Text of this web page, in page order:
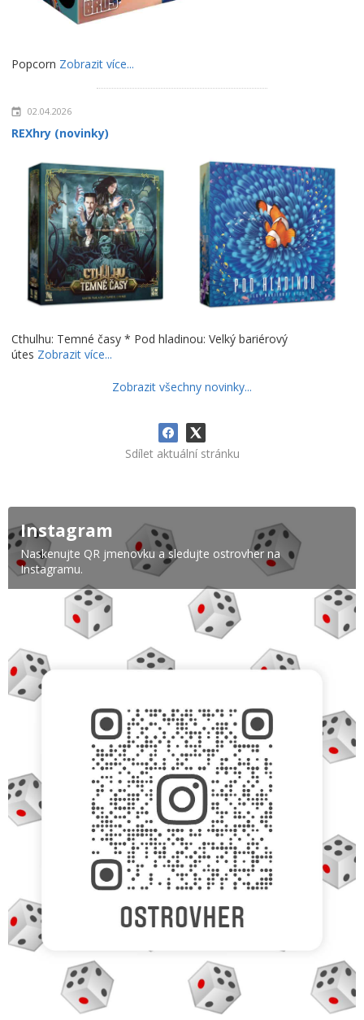
Popcorn Zobrazit více...
02.04.2026
REXhry (novinky)
Cthulhu: Temné časy * Pod hladinou: Velký bariérový
útes Zobrazit více...
Zobrazit všechny novinky...
Sdílet aktuální stránku
Instagram
Naskenujte QR jmenovku a sledujte ostrovher na
Instagramu.